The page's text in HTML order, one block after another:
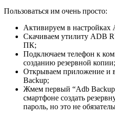
Пользоваться им очень просто:
Активируем в настройках
Скачиваем утилиту ADB
ПК;
Подключаем телефон к
созданию резервной копии;
Открываем приложение и
Backup;
Жмем первый “Adb
смартфоне создать
пароль, но это не